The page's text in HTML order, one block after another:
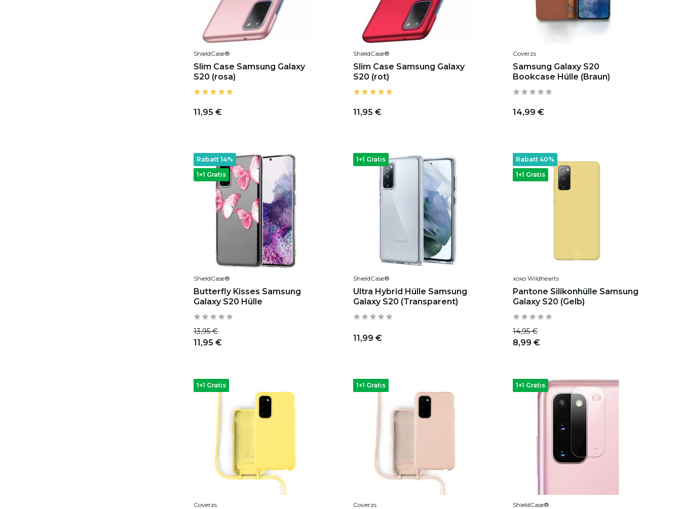
ShieldCase®
Slim Case Samsung Galaxy
S20 (rosa)
11,95 €
ShieldCase®
Slim Case Samsung Galaxy
S20 (rot)
11,95 €
Coverzs
Samsung Galaxy S20
Bookcase Hülle (Braun)
14,99 €
1+1 Gratis
Rabatt 14%
ShieldCase®
Butterfly Kisses Samsung
Galaxy S20 Hülle
13,95 €
11,95 €
1+1 Gratis
ShieldCase®
Ultra Hybrid Hülle Samsung
Galaxy S20 (Transparent)
11,99 €
1+1 Gratis
Rabatt 40%
xoxo Wildhearts
Pantone Silikonhülle Samsung
Galaxy S20 (Gelb)
14,95 €
8,99 €
1+1 Gratis
Coverzs
1+1 Gratis
Coverzs
1+1 Gratis
ShieldCase®